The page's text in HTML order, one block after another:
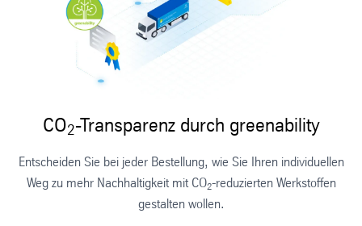
CO2-Transparenz durch greenability
Entscheiden Sie bei jeder Bestellung, wie Sie Ihren individuellen
Weg zu mehr Nachhaltigkeit mit CO2-reduzierten Werkstoffen
gestalten wollen.